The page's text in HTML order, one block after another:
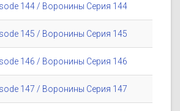
144 / Воронины Серия 144
145 / Воронины Серия 145
146 / Воронины Серия 146
147 / Воронины Серия 147